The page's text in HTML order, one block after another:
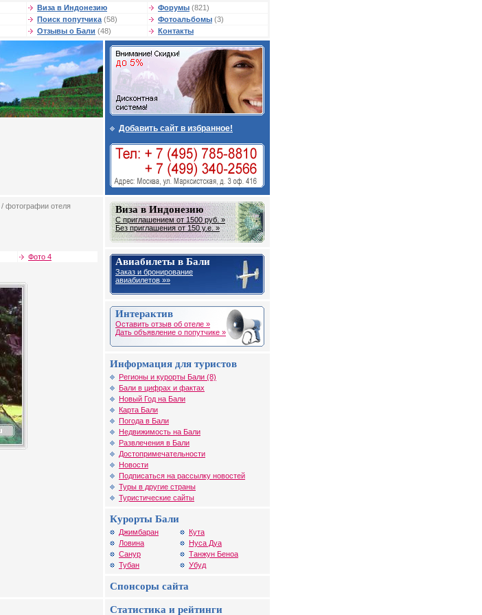
Виза в Индонезию Форумы (821)
Поиск попутчика (58) Фотоальбомы (3)
Отзывы о Бали (48) Контакты
Добавить сайт в избранное!
/ фотографии отеля
Фото 4
Виза в Индонезию
С приглашением от 1500 руб. »
Без приглашения от 150 у.е. »
Авиабилеты в Бали
Заказ и бронирование
авиабилетов »»
Интерактив
Оставить отзыв об отеле »
Дать объявление о попутчике »
Информация для туристов
Регионы и курорты Бали (8)
Бали в цифрах и фактах
Новый Год на Бали
Карта Бали
Погода в Бали
Недвижимость на Бали
Развлечения в Бали
Достопримечательности
Новости
Подписаться на рассылку новостей
Туры в другие страны
Туристические сайты
Курорты Бали
Джимбаран
Ловина
Санур
Тубан
Кута
Нуса Дуа
Танжун Беноа
Убуд
Спонсоры сайта
Статистика и рейтинги